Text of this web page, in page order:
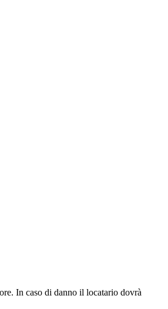
In caso di danno il locatario dovrà